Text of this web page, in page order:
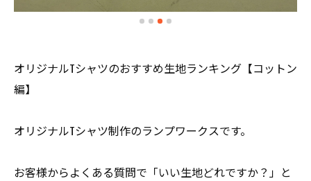
オリジナルTシャツのおすすめ生地ランキング【コットン
編】
オリジナルTシャツ制作のランプワークスです。
お客様からよくある質問で「いい生地どれですか？」と